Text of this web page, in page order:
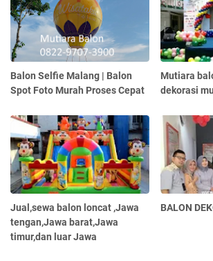
Balon Selfie Malang | Balon
Spot Foto Murah Proses Cepat
Mutiara
dekorasi
Jual,sewa balon loncat ,Jawa
tengan,Jawa barat,Jawa
timur,dan luar Jawa
BALON